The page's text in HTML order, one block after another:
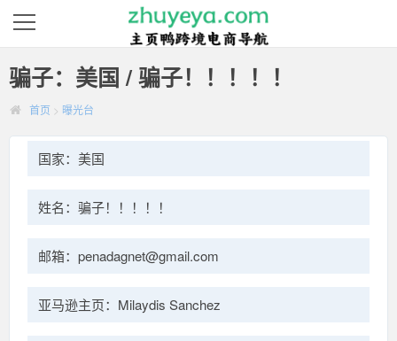
骗子：美国 / 骗子！！！！！
首页 > 曝光台
国家：美国
姓名：骗子！！！！！
邮箱：penadagnet@gmail.com
亚马逊主页：Milaydis Sanchez